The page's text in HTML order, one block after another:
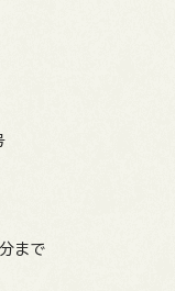
まで